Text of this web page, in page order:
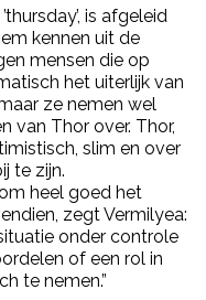
is afgeleid
kennen uit de
mensen die op
het uiterlijk van
ze nemen wel
van Thor over. Thor,
slim en over
te zijn.
heel goed het
zegt Vermilyea:
onder controle
of een rol in
te nemen.”